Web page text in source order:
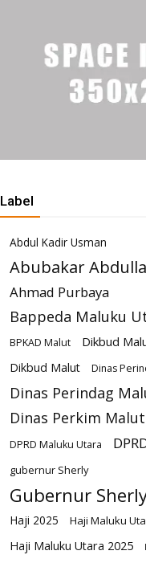
Label
Abdul Kadir Usman
Abubakar
Ahmad Purbaya
Bappeda Maluku
BPKAD Malut Dikbud
Dikbud Malut Dinas
Dinas Perindag
Dinas Perkim Malut
DPRD Maluku Utara
gubernur Sherly
Gubernur
Haji 2025 Haji Maluku
Haji Maluku Utara 2025